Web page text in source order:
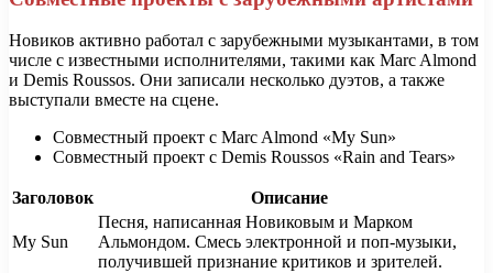
Новиков активно работал с зарубежными музыкантами, в том
числе с известными исполнителями, такими как Marc Almond
и Demis Roussos. Они записали несколько дуэтов, а также
выступали вместе на сцене.
Совместный проект с Marc Almond «My Sun»
Совместный проект с Demis Roussos «Rain and Tears»
Заголовок Описание
My Sun
Песня, написанная Новиковым и Марком
Альмондом. Смесь электронной и поп-музыки,
получившей признание критиков и зрителей.